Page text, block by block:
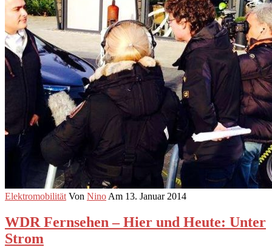
Elektromobilität Von Nino Am 13. Januar 2014
WDR Fernsehen – Hier und Heute: Unter
Strom